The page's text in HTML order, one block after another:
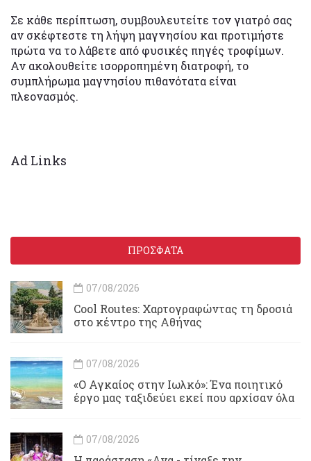
Σε κάθε περίπτωση, συμβουλευτείτε τον γιατρό σας
αν σκέφτεστε τη λήψη μαγνησίου και προτιμήστε
πρώτα να το λάβετε από φυσικές πηγές τροφίμων.
Αν ακολουθείτε ισορροπημένη διατροφή, το
συμπλήρωμα μαγνησίου πιθανότατα είναι
πλεονασμός.
Ad Links
ΠΡΟΣΦΑΤΑ
07/08/2026
Cool Routes: Χαρτογραφώντας τη δροσιά
στο κέντρο της Αθήνας
07/08/2026
«Ο Αγκαίος στην Ιωλκό»: Ένα ποιητικό
έργο μας ταξιδεύει εκεί που αρχίσαν όλα
07/08/2026